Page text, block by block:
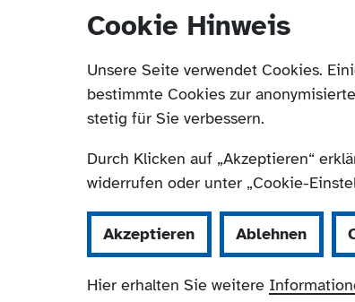
Cookie Hinweis
Unsere Seite verwendet Cookies.
bestimmte Cookies zur
stetig für Sie verbessern.
Durch Klicken auf „Akzeptieren“
widerrufen oder unter „Cookie-
Akzeptieren Ablehnen
Hier erhalten Sie weitere